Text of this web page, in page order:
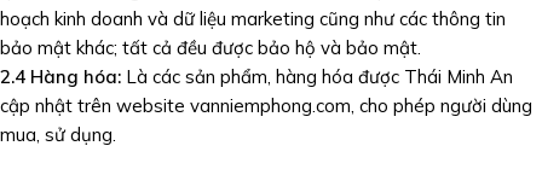
hoạch kinh doanh và dữ liệu marketing cũng như các thông tin
bảo mật khác; tất cả đều được bảo hộ và bảo mật.
2.4 Hàng hóa: Là các sản phẩm, hàng hóa được Thái Minh An
cập nhật trên website vanniemphong.com, cho phép người dùng
mua, sử dụng.